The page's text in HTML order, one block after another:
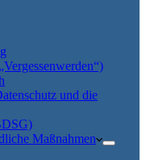
und die
Maßnahmen